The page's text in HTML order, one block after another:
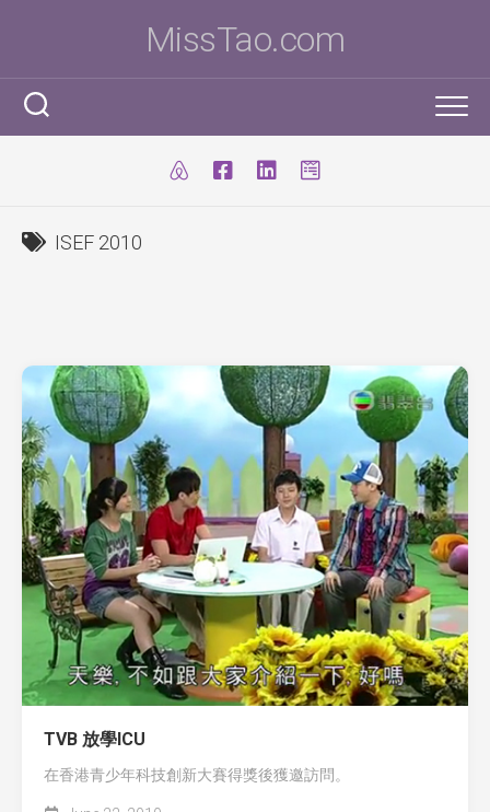
MissTao.com
I.T. Team
學生得獎作品
九連環
環保黏土膠
天然敷貼
澱粉之可塑性
CryptoDefender
防撞鎖
廿一世紀校園網絡
國際科學與工程大獎賽(ISEF)
全國青少年科技創新大賽 (CASTIC)
香港青少年科技創新大賽
香港學生科學比賽
SBA
IT比賽&活動
練習時間表
注意事項
我的獎項
我的文章
自家小玩意
ISEF 2010
TVB 放學ICU
在香港青少年科技創新大賽得獎後獲邀訪問。